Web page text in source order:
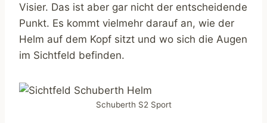
Visier. Das ist aber gar nicht der entscheidende
Punkt. Es kommt vielmehr darauf an, wie der
Helm auf dem Kopf sitzt und wo sich die Augen
im Sichtfeld befinden.
Schuberth S2 Sport